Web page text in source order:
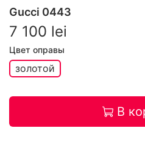
Gucci 0443
7 100 lei
Цвет оправы
золотой
В